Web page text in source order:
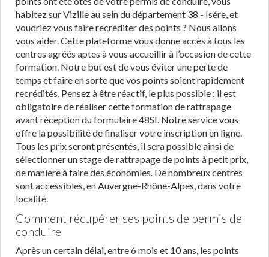
habitez sur Vizille au sein du département 38 - Isére, et
voudriez vous faire recréditer des points ? Nous allons
vous aider. Cette plateforme vous donne accès à tous les
centres agréés aptes à vous accueillir à l’occasion de cette
formation. Notre but est de vous éviter une perte de
temps et faire en sorte que vos points soient rapidement
recrédités. Pensez à être réactif, le plus possible : il est
obligatoire de réaliser cette formation de rattrapage
avant réception du formulaire 48SI. Notre service vous
offre la possibilité de finaliser votre inscription en ligne.
Tous les prix seront présentés, il sera possible ainsi de
sélectionner un stage de rattrapage de points à petit prix,
de manière à faire des économies. De nombreux centres
sont accessibles, en Auvergne-Rhône-Alpes, dans votre
localité.
Comment récupérer ses points de permis de
conduire
Après un certain délai, entre 6 mois et 10 ans, les points